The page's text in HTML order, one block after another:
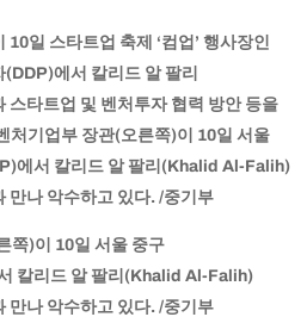
일 스타트업 축제 ‘컴업’ 행사장인
에서 칼리드 알 팔리
스타트업 및 벤처투자 협력 방안 등을
처기업부 장관(오른쪽)이 10일 서울
에서 칼리드 알 팔리(Khalid Al-Falih)
만나 악수하고 있다. /중기부
쪽)이 10일 서울 중구
칼리드 알 팔리(Khalid Al-Falih)
만나 악수하고 있다. /중기부